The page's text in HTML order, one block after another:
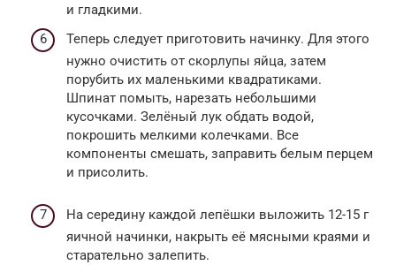
и гладкими.
Теперь следует приготовить начинку. Для этого
нужно очистить от скорлупы яйца, затем
порубить их маленькими квадратиками.
Шпинат помыть, нарезать небольшими
кусочками. Зелёный лук обдать водой,
покрошить мелкими колечками. Все
компоненты смешать, заправить белым перцем
и присолить.
На середину каждой лепёшки выложить 12-15 г
яичной начинки, накрыть её мясными краями и
старательно залепить.